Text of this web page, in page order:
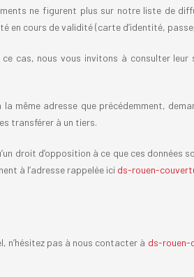
ne figurent plus sur notre liste de
en cours de validité (carte d’identité,
ce cas, nous vous invitons à consulter
adresse que précédemment,
transférer à un tiers.
droit d’opposition à ce que ces données
à l’adresse rappelée ici ds-rouen-
pas à nous contacter à ds-rouen-